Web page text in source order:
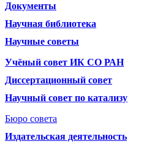
Документы
Научная библиотека
Научные советы
Учёный совет ИК СО РАН
Диссертационный совет
Научный совет по катализу
Бюро совета
Издательская деятельность